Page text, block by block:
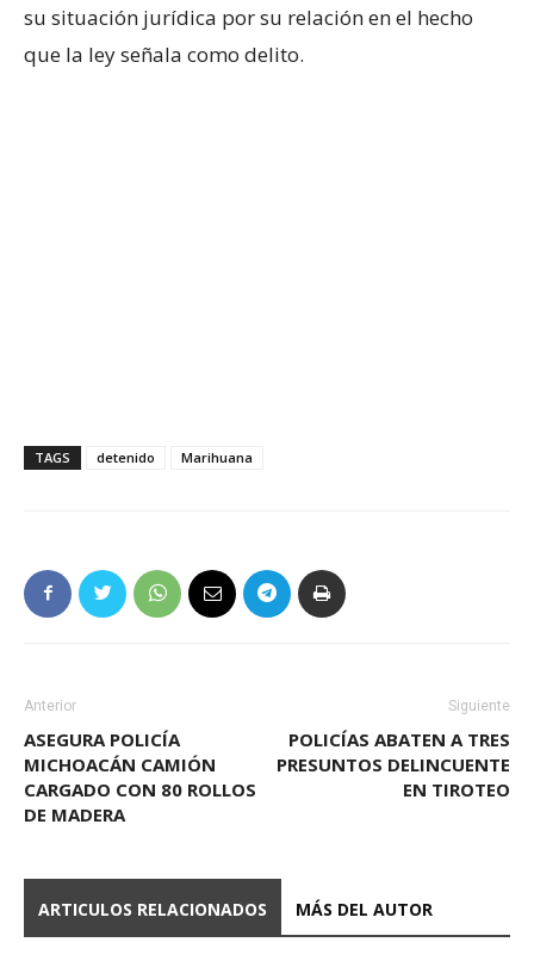
su situación jurídica por su relación en el hecho
que la ley señala como delito.
TAGS detenido Marihuana
Anterior
ASEGURA POLICÍA
MICHOACÁN CAMIÓN
CARGADO CON 80 ROLLOS
DE MADERA
Siguiente
POLICÍAS ABATEN A TRES
PRESUNTOS DELINCUENTE
EN TIROTEO
ARTICULOS RELACIONADOS MÁS DEL AUTOR